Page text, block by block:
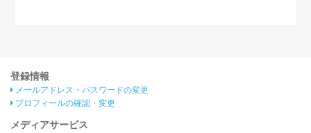
登録情報
メールアドレス・パスワードの変更
プロフィールの確認・変更
メディアサービス